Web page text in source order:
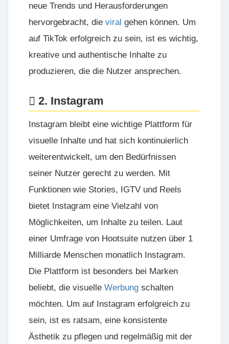
neue Trends und Herausforderungen
hervorgebracht, die viral gehen können. Um
auf TikTok erfolgreich zu sein, ist es wichtig,
kreative und authentische Inhalte zu
produzieren, die die Nutzer ansprechen.
2. Instagram
Instagram bleibt eine wichtige Plattform für
visuelle Inhalte und hat sich kontinuierlich
weiterentwickelt, um den Bedürfnissen
seiner Nutzer gerecht zu werden. Mit
Funktionen wie Stories, IGTV und Reels
bietet Instagram eine Vielzahl von
Möglichkeiten, um Inhalte zu teilen. Laut
einer Umfrage von Hootsuite nutzen über 1
Milliarde Menschen monatlich Instagram.
Die Plattform ist besonders bei Marken
beliebt, die visuelle Werbung schalten
möchten. Um auf Instagram erfolgreich zu
sein, ist es ratsam, eine konsistente
Ästhetik zu pflegen und regelmäßig mit der